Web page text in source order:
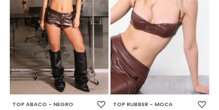
TOP ABACO - NEGRO TOP RUBBER - MOCA